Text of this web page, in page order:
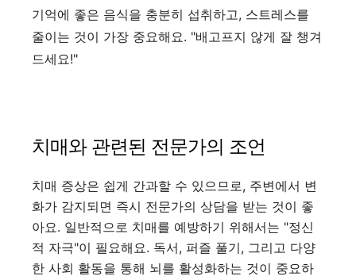
기억에 좋은 음식을 충분히 섭취하고, 스트레스를
줄이는 것이 가장 중요해요. "배고프지 않게 잘 챙겨
드세요!"
치매와 관련된 전문가의 조언
치매 증상은 쉽게 간과할 수 있으므로, 주변에서 변
화가 감지되면 즉시 전문가의 상담을 받는 것이 좋
아요. 일반적으로 치매를 예방하기 위해서는 "정신
적 자극"이 필요해요. 독서, 퍼즐 풀기, 그리고 다양
한 사회 활동을 통해 뇌를 활성화하는 것이 중요하